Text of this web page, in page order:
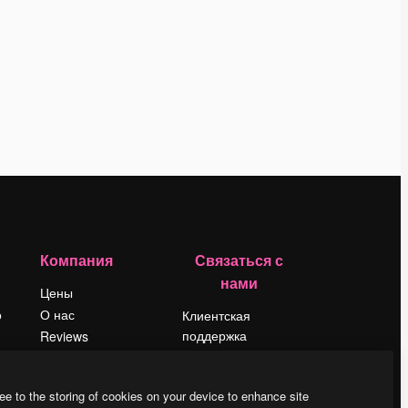
Компания
Цены
О нас
Reviews
Блог
Связаться с
нами
Клиентская
поддержка
LinkedIn
to the storing of cookies on your device to enhance site